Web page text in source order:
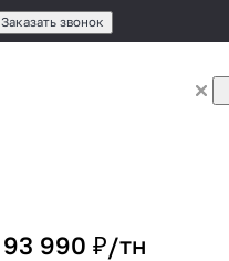
Заказать звонок
93 990 ₽/тн